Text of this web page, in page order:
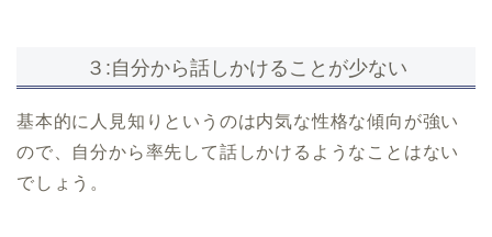
３:自分から話しかけることが少ない
基本的に人見知りというのは内気な性格な傾向が強い
ので、自分から率先して話しかけるようなことはない
でしょう。